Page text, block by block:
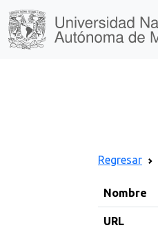
Regresar
Nombre
URL